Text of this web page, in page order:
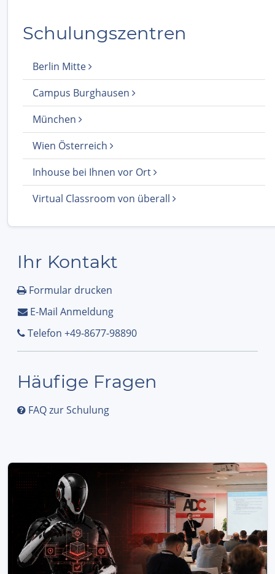
Schulungszentren
Berlin Mitte
Campus Burghausen
München
Wien Österreich
Inhouse bei Ihnen vor Ort
Virtual Classroom von überall
Ihr Kontakt
Formular drucken
E-Mail Anmeldung
Telefon +49-8677-98890
Häufige Fragen
FAQ zur Schulung